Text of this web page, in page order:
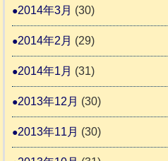
2014年3月 (30)
2014年2月 (29)
2014年1月 (31)
2013年12月 (30)
2013年11月 (30)